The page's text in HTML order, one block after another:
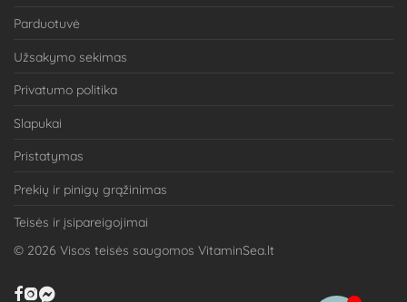
Parduotuvė
Užsakymo sekimas
Privatumo politika
Slapukai
Pristatymas
Prekių ir pinigų grąžinimas
Teisės ir įsipareigojimai
© 2026 Visos teisės saugomos VitaminSea.lt